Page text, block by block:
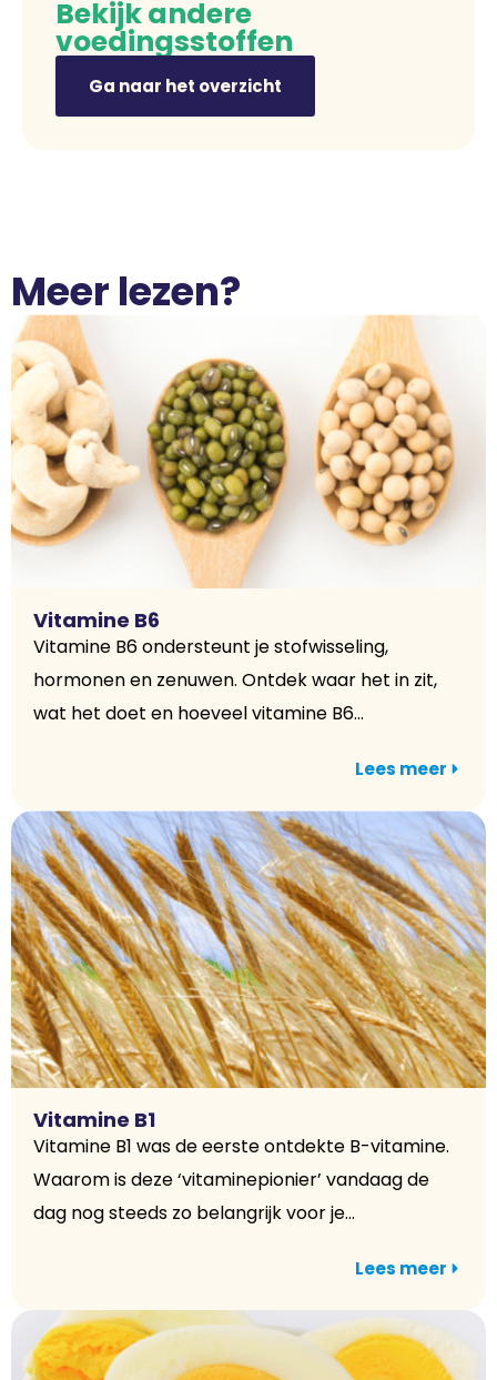
Bekijk andere
voedingsstoffen
Ga naar het overzicht
Meer lezen?
Vitamine B6
Vitamine B6 ondersteunt je stofwisseling,
hormonen en zenuwen. Ontdek waar het in zit,
wat het doet en hoeveel vitamine B6...
Lees meer
Vitamine B1
Vitamine B1 was de eerste ontdekte B-vitamine.
Waarom is deze ‘vitaminepionier’ vandaag de
dag nog steeds zo belangrijk voor je...
Lees meer